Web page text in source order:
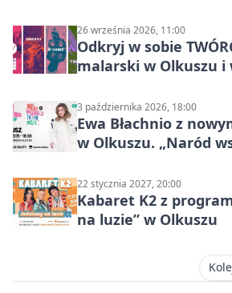
26 września 2026, 11:00
Odkryj w sobie
malarski w Olkuszu i
3 października 2026, 18:00
Ewa Błachnio z
w Olkuszu. „Naród
22 stycznia 2027, 20:00
Kabaret K2 z
na luzie” w Olkuszu